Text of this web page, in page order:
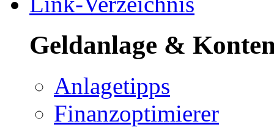
Geldanlage &
Anlagetipps
Finanzoptimierer